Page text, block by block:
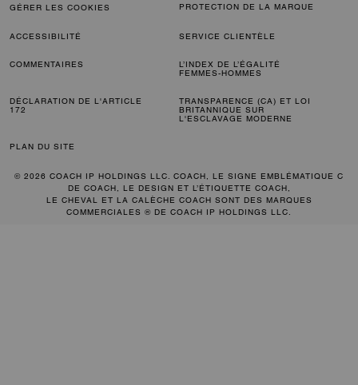
GÉRER LES COOKIES PROTECTION DE LA MARQUE
ACCESSIBILITÉ SERVICE CLIENTÈLE
COMMENTAIRES
L’INDEX DE L’ÉGALITÉ
FEMMES-HOMMES
DÉCLARATION DE L'ARTICLE
172
TRANSPARENCE (CA) ET LOI
BRITANNIQUE SUR
L'ESCLAVAGE MODERNE
PLAN DU SITE
© 2026 COACH IP HOLDINGS LLC. COACH, LE SIGNE EMBLÉMATIQUE C
DE COACH, LE DESIGN ET L’ÉTIQUETTE COACH,
LE CHEVAL ET LA CALÈCHE COACH SONT DES MARQUES
COMMERCIALES ® DE COACH IP HOLDINGS LLC.